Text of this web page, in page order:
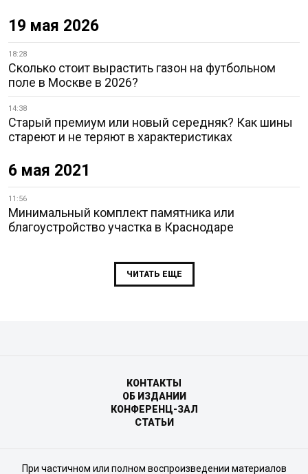
19 мая 2026
18:28
Сколько стоит вырастить газон на футбольном
поле в Москве в 2026?
14:38
Старый премиум или новый середняк? Как шины
стареют и не теряют в характеристиках
6 мая 2021
11:56
Минимальный комплект памятника или
благоустройство участка в Краснодаре
ЧИТАТЬ ЕЩЕ
КОНТАКТЫ
ОБ ИЗДАНИИ
КОНФЕРЕНЦ-ЗАЛ
СТАТЬИ
При частичном или полном воспроизведении материалов